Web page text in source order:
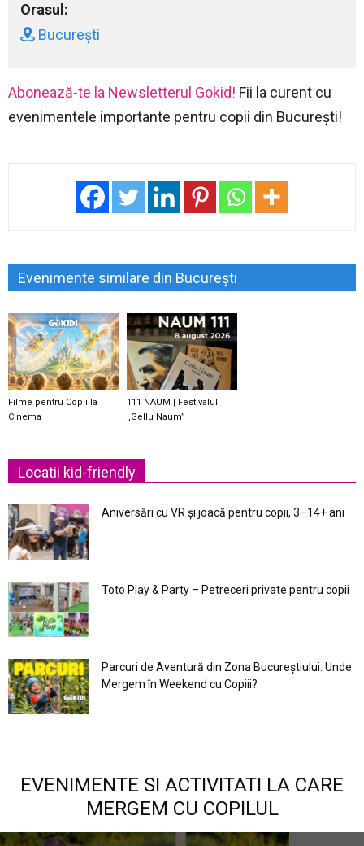
Orasul:
București
Abonează-te la Newsletterul Gokid! Fii la curent cu
evenimentele importante pentru copii din București!
Evenimente similare din București
Filme pentru Copii la
Cinema
111 NAUM | Festivalul
„Gellu Naum”
Locatii kid-friendly
Aniversări cu VR și joacă pentru copii, 3–14+ ani
Toto Play & Party – Petreceri private pentru copii
Parcuri de Aventură din Zona Bucureştiului. Unde
Mergem în Weekend cu Copiii?
EVENIMENTE SI ACTIVITATI LA CARE
MERGEM CU COPILUL